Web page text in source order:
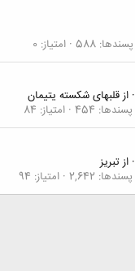
پسندها 588 امتیاز 0
· ازقلبهای شکسته یتیمان
پسندها 454 امتیاز 84
· ازتبریز
پسندها 2,642 امتیاز 94